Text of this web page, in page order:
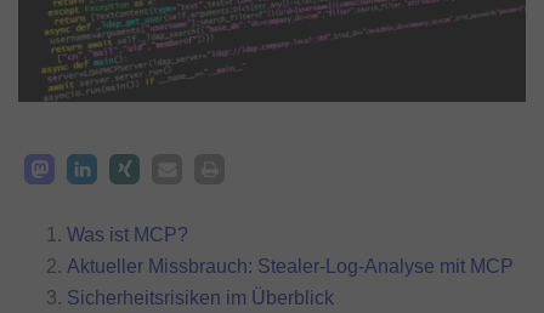
Was ist MCP?
Aktueller Missbrauch: Stealer-Log-Analyse mit MCP
Sicherheitsrisiken im Überblick